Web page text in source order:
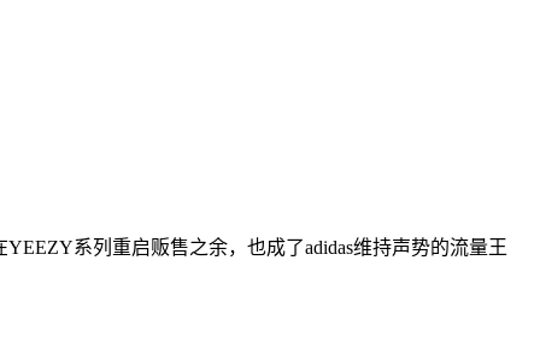
系列重启贩售之余，也成了adidas维持声势的流量王